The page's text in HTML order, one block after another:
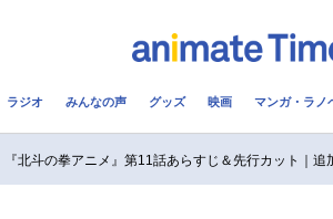
ラジオ みんなの声 グッズ 映画 マンガ・ラノ
『北斗の拳アニメ』第11話あらすじ＆先行カット｜追